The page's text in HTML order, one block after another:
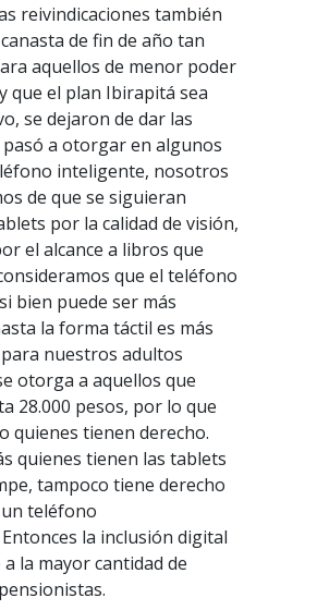
reivindicaciones también
de fin de año tan
aquellos de menor poder
que el plan Ibirapitá sea
se dejaron de dar las
a otorgar en algunos
inteligente, nosotros
de que se siguieran
por la calidad de visión,
el alcance a libros que
que el teléfono
bien puede ser más
la forma táctil es más
nuestros adultos
otorga a aquellos que
28.000 pesos, por lo que
quienes tienen derecho.
quienes tienen las tablets
tampoco tiene derecho
un teléfono
Entonces la inclusión digital
a la mayor cantidad de